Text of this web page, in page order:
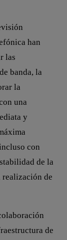
han
las
banda, la
la
una
y
con
de la
de
de